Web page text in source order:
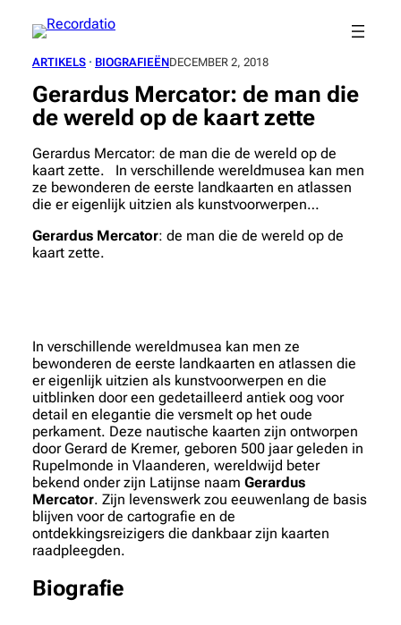
naar
inhoudARTIKELS · BIOGRAFIEËNDECEMBER 2, 2018
Gerardus Mercator: de man die
de wereld op de kaart zette
Gerardus Mercator: de man die de wereld op de
kaart zette. In verschillende wereldmusea kan men
ze bewonderen de eerste landkaarten en atlassen
die er eigenlijk uitzien als kunstvoorwerpen…
Gerardus Mercator: de man die de wereld op de
kaart zette.
In verschillende wereldmusea kan men ze
bewonderen de eerste landkaarten en atlassen die
er eigenlijk uitzien als kunstvoorwerpen en die
uitblinken door een gedetailleerd antiek oog voor
detail en elegantie die versmelt op het oude
perkament. Deze nautische kaarten zijn ontworpen
door Gerard de Kremer, geboren 500 jaar geleden in
Rupelmonde in Vlaanderen, wereldwijd beter
bekend onder zijn Latijnse naam Gerardus
Mercator. Zijn levenswerk zou eeuwenlang de basis
blijven voor de cartografie en de
ontdekkingsreizigers die dankbaar zijn kaarten
raadpleegden.
Biografie